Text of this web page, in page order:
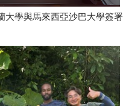
大學與馬來西亞沙巴大學簽署